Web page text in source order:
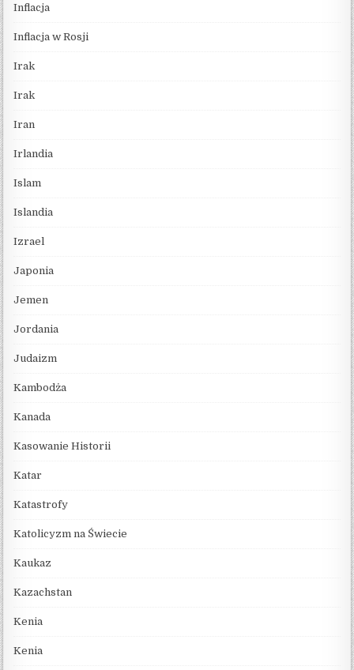
Inflacja
Inflacja w Rosji
Irak
Irak
Iran
Irlandia
Islam
Islandia
Izrael
Japonia
Jemen
Jordania
Judaizm
Kambodża
Kanada
Kasowanie Historii
Katar
Katastrofy
Katolicyzm na Świecie
Kaukaz
Kazachstan
Kenia
Kenia